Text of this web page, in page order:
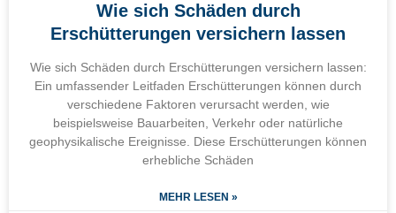
Wie sich Schäden durch
Erschütterungen versichern lassen
Wie sich Schäden durch Erschütterungen versichern lassen:
Ein umfassender Leitfaden Erschütterungen können durch
verschiedene Faktoren verursacht werden, wie
beispielsweise Bauarbeiten, Verkehr oder natürliche
geophysikalische Ereignisse. Diese Erschütterungen können
erhebliche Schäden
MEHR LESEN »